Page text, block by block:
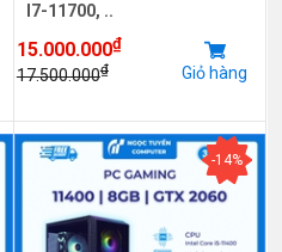
I7-11700, ..
15.000.000₫
17.500.000₫ Giỏ hàng
-14%